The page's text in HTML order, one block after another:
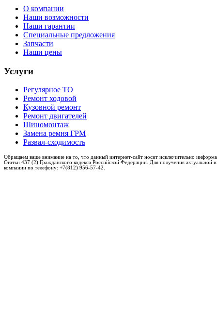
О компании
Наши возможности
Наши гарантии
Специальные предложения
Запчасти
Наши цены
Услуги
Регулярное ТО
Ремонт ходовой
Кузовной ремонт
Ремонт двигателей
Шиномонтаж
Замена ремня ГРМ
Развал-сходимость
Обращаем ваше внимание на то, что данный интернет-сайт носит исключительно
Статьи 437 (2) Гражданского кодекса Российской Федерации. Для получения
компании по телефону: +7(812) 956-57-42.